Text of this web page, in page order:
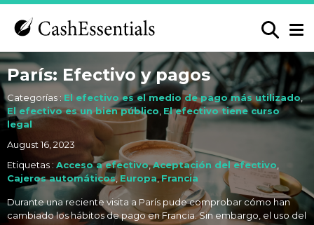
París: Efectivo y pagos
Categorías : El efectivo es el medio de pago más utilizado,
El efectivo es un bien público El efectivo tiene curso
legal
August 16, 2023
Etiquetas : Acceso a efectivo,Aceptación del efectivo
Cajeros automáticos, Europa,Francia
Durante una reciente visita a París pude comprobar cómo han
cambiado los hábitos de pago en Francia. Sin embargo, el uso del